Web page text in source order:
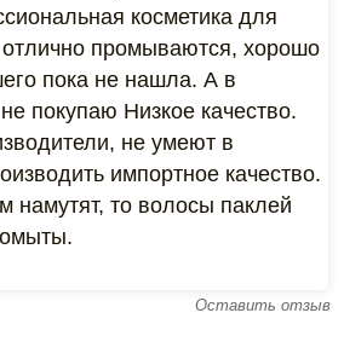
косметика для
промываются, хорошо
пока не нашла. А в
покупаю Низкое качество.
не умеют в
импортное качество.
намутят, то волосы паклей
Оставить отзыв